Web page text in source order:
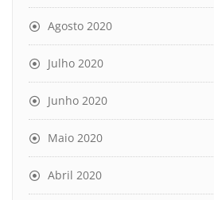
Agosto 2020
Julho 2020
Junho 2020
Maio 2020
Abril 2020